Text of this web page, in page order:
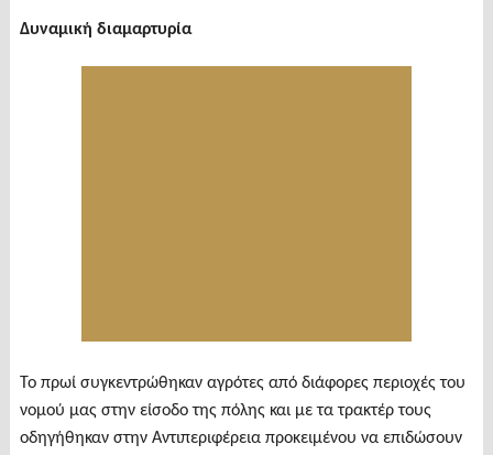
Δυναμική διαμαρτυρία
Το πρωί συγκεντρώθηκαν αγρότες από διάφορες περιοχές του
νομού μας στην είσοδο της πόλης και με τα τρακτέρ τους
οδηγήθηκαν στην Αντιπεριφέρεια προκειμένου να επιδώσουν